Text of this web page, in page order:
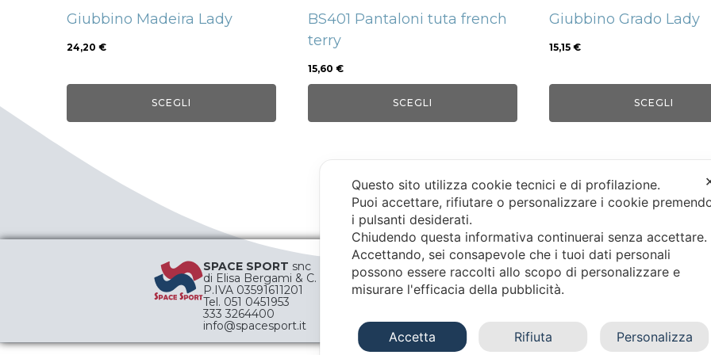
Giubbino Madeira Lady
24,20 €
SCEGLI
pagina
del
BS401 Pantaloni tuta french
terry
15,60 €
SCEGLI
pagina
del
prodotto
Giubbino Grado Lady
15,15 €
SCEGLI
pagina
del
SPACE SPORT snc
di Elisa Bergami & C.
P.IVA 03591611201
Tel. 051 0451953
333 3264400
info@spacesport.it
INFO AZIENDALI
Chi siamo
Contattaci
ASSISTENZA
Privacy
Questo sito utilizza cookie tecnici e di profilazione.
Puoi accettare, rifiutare o personalizzare i cookie
i pulsanti desiderati.
Chiudendo questa informativa continuerai senza accettare.
Accettando, sei consapevole che i tuoi dati personali
possono essere raccolti allo scopo di personalizzare e
misurare l'efficacia della pubblicità.
Accetta Rifiuta Personalizza